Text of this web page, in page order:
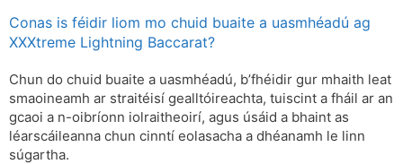
Conas is féidir liom mo chuid buaite a uasmhéadú ag
XXXtreme Lightning Baccarat?
Chun do chuid buaite a uasmhéadú, b’fhéidir gur mhaith leat
smaoineamh ar straitéisí gealltóireachta, tuiscint a fháil ar an
gcaoi a n-oibríonn iolraitheoirí, agus úsáid a bhaint as
léarscáileanna chun cinntí eolasacha a dhéanamh le linn
súgartha.